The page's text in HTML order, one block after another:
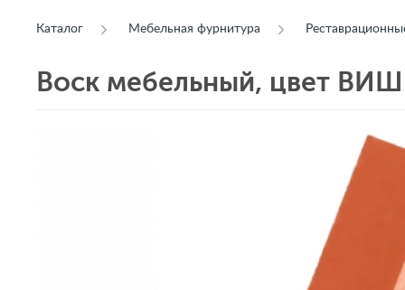
Каталог Мебельная фурнитура
Воск мебельный, цвет